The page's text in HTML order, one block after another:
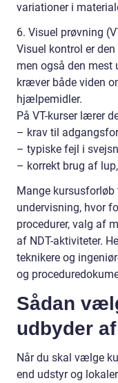
variationer i
6. Visuel prøvning
Visuel kontrol er
men også den mest
kræver både viden
hjælpemidler.
På VT-kurser lærer
– krav til
– typiske fejl i
– korrekt brug af
Mange
undervisning, hvor
procedurer, valg af
af NDT-aktiviteter.
teknikere og
og
Sådan
udbyder
Når du skal vælge
end udstyr og